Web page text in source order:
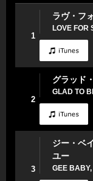
1
ラヴ・フ
LOVE FOR
2
グラッド
GLAD TO
3
ジー・ベ
ユー
GEE BABY,